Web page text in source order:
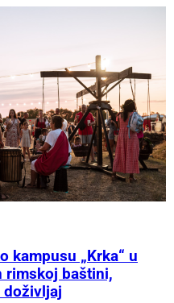
kampusu „Krka“ u
rimskoj baštini,
doživljaj